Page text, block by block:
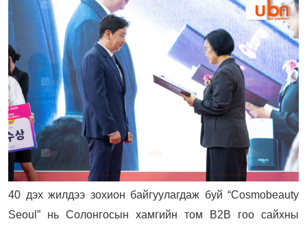
40 дэх жилдээ зохион байгуулагдаж буй “Cosmobeauty
Seoul” нь Солонгосын хамгийн том B2B гоо сайхны